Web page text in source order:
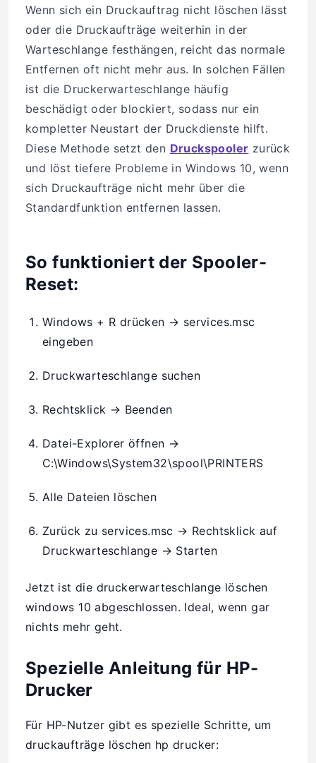
Wenn sich ein Druckauftrag nicht löschen lässt
oder die Druckaufträge weiterhin in der
Warteschlange festhängen, reicht das normale
Entfernen oft nicht mehr aus. In solchen Fällen
ist die Druckerwarteschlange häufig
beschädigt oder blockiert, sodass nur ein
kompletter Neustart der Druckdienste hilft.
Diese Methode setzt den Druckspooler zurück
und löst tiefere Probleme in Windows 10, wenn
sich Druckaufträge nicht mehr über die
Standardfunktion entfernen lassen.
So funktioniert der Spooler-
Reset:
Windows + R drücken → services.msc
eingeben
Druckwarteschlange suchen
Rechtsklick → Beenden
Datei-Explorer öffnen →
C:\Windows\System32\spool\PRINTERS
Alle Dateien löschen
Zurück zu services.msc → Rechtsklick auf
Druckwarteschlange → Starten
Jetzt ist die druckerwarteschlange löschen
windows 10 abgeschlossen. Ideal, wenn gar
nichts mehr geht.
Spezielle Anleitung für HP-
Drucker
Für HP-Nutzer gibt es spezielle Schritte, um
druckaufträge löschen hp drucker: